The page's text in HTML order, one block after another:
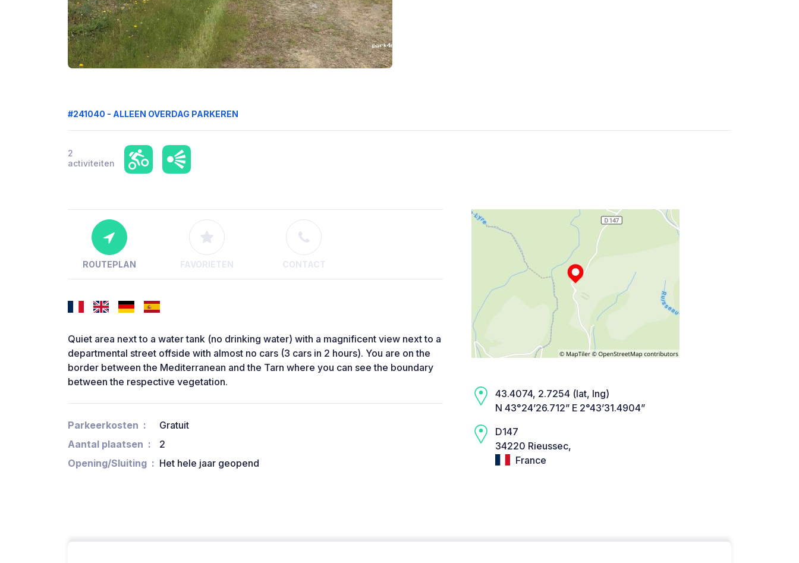
#241040 - ALLEEN OVERDAG PARKEREN
2
activiteiten
ROUTEPLAN FAVORIETEN CONTACT
Quiet area next to a water tank (no drinking water) with a magnificent view next to a
departmental street offside with almost no cars (3 cars in 2 hours). You are on the
border between the Mediterranean and the Tarn where you can see the boundary
between the respective vegetation.
Parkeerkosten
Gratuit
Aantal plaatsen
2
Opening/Sluiting
Het hele jaar geopend
43.4074, 2.7254 (lat, lng)
N 43°24’26.712” E 2°43’31.4904”
D147
34220 Rieussec,
France